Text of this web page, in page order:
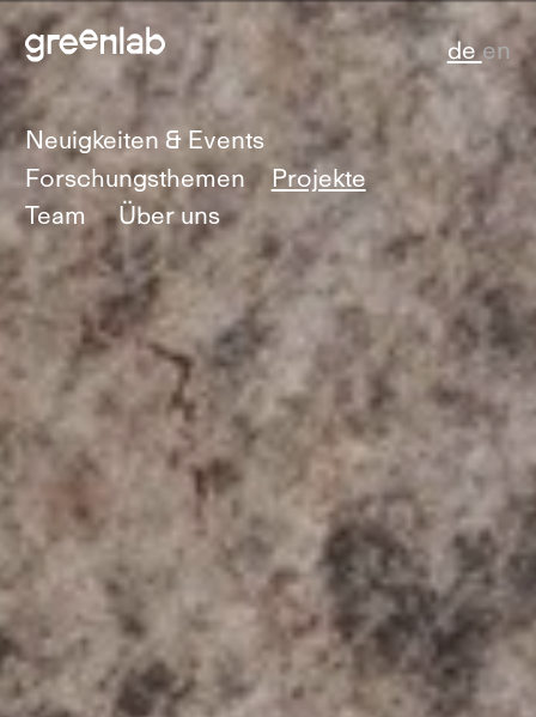
Neuigkeiten & Events
Forschungsthemen
Projekte
Team
Über uns
deen